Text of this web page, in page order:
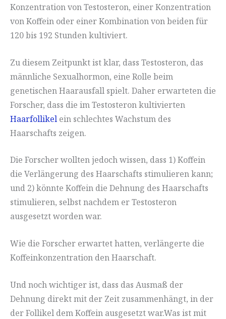
Konzentration von Testosteron, einer Konzentration
von Koffein oder einer Kombination von beiden für
120 bis 192 Stunden kultiviert.
Zu diesem Zeitpunkt ist klar, dass Testosteron, das
männliche Sexualhormon, eine Rolle beim
genetischen Haarausfall spielt. Daher erwarteten die
Forscher, dass die im Testosteron kultivierten
Haarfollikel ein schlechtes Wachstum des
Haarschafts zeigen.
Die Forscher wollten jedoch wissen, dass 1) Koffein
die Verlängerung des Haarschafts stimulieren kann;
und 2) könnte Koffein die Dehnung des Haarschafts
stimulieren, selbst nachdem er Testosteron
ausgesetzt worden war.
Wie die Forscher erwartet hatten, verlängerte die
Koffeinkonzentration den Haarschaft.
Und noch wichtiger ist, dass das Ausmaß der
Dehnung direkt mit der Zeit zusammenhängt, in der
der Follikel dem Koffein ausgesetzt war.Was ist mit